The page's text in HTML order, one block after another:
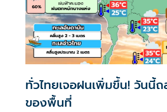
ทั่วไทยเจอฝนเพิ่มขึ้น! วันนี้
ของพื้นที่